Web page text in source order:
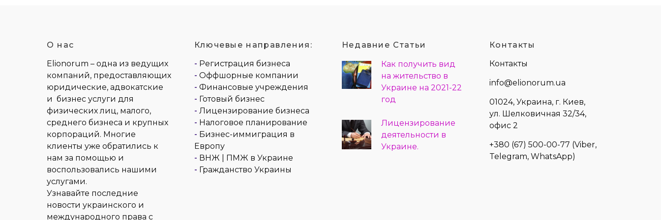
О нас
Elionorum – одна из ведущих
компаний, предоставляющих
юридические, адвокатские
и бизнес услуги для
физических лиц, малого,
среднего бизнеса и крупных
корпораций. Многие
клиенты уже обратились к
нам за помощью и
воспользовались нашими
услугами.
Узнавайте последние
новости украинского и
международного права с
Ключевые направления:
- Регистрация бизнеса
- Оффшорные компании
- Финансовые учреждения
- Готовый бизнес
- Лицензирование бизнеса
- Налоговое планирование
- Бизнес-иммиграция в
Европу
- ВНЖ | ПМЖ в Украине
- Гражданство Украины
Недавние Статьи
Как получить вид
на жительство в
Украине на 2021-22
год
Лицензирование
деятельности в
Украине.
Контакты
Контакты
info@elionorum.ua
01024, Украина, г. Киев,
ул. Шелковичная 32/34,
офис 2
+380 (67) 500-00-77 (Viber,
Telegram, WhatsApp)